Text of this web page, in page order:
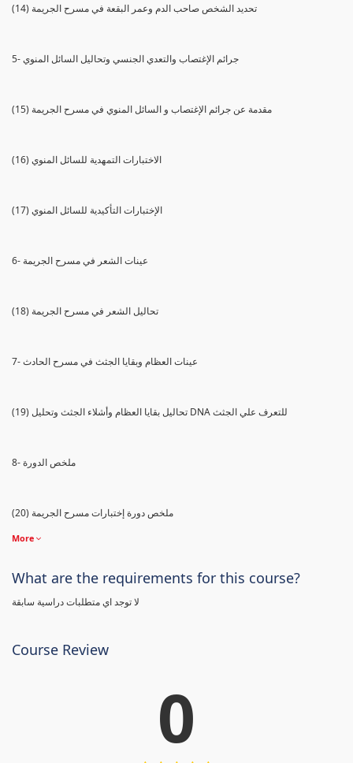
(14) تحديد الشخص صاحب الدم وعمر البقعة في مسرح الجريمة
5- جرائم الإغتصاب والتعدي الجنسي وتحاليل السائل المنوي
(15) مقدمة عن جرائم الإغتصاب و السائل المنوي في مسرح الجريمة
(16) الاختبارات التمهدية للسائل المنوي
(17) الإختبارات التأكيدية للسائل المنوي
6- عينات الشعر في مسرح الجريمة
(18) تحاليل الشعر في مسرح الجريمة
7- عينات العظام وبقايا الجثث في مسرح الحادث
(19) تحاليل بقايا العظام وأشلاء الجثث وتحليل DNA للتعرف علي الجثث
8- ملخص الدورة
(20) ملخص دورة إختبارات مسرح الجريمة
More
What are the requirements for this course?
لا توجد اي متطلبات دراسية سابقة
Course Review
0